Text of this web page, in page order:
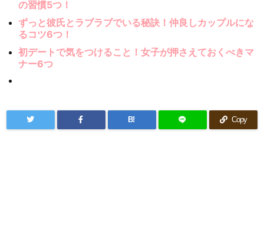
の習慣5つ！
ずっと彼氏とラブラブでいる秘訣！仲良しカップルにな
るコツ6つ！
初デートで気をつけること！女子が押さえておくべきマ
ナー6つ
B! Copy